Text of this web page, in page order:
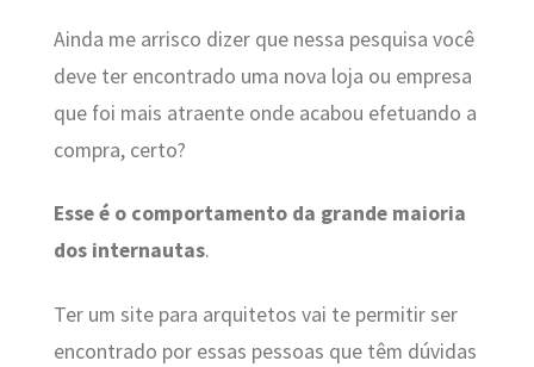
Ainda me arrisco dizer que nessa pesquisa você
deve ter encontrado uma nova loja ou empresa
que foi mais atraente onde acabou efetuando a
compra, certo?
Esse é o comportamento da grande maioria
dos internautas.
Ter um site para arquitetos vai te permitir ser
encontrado por essas pessoas que têm dúvidas